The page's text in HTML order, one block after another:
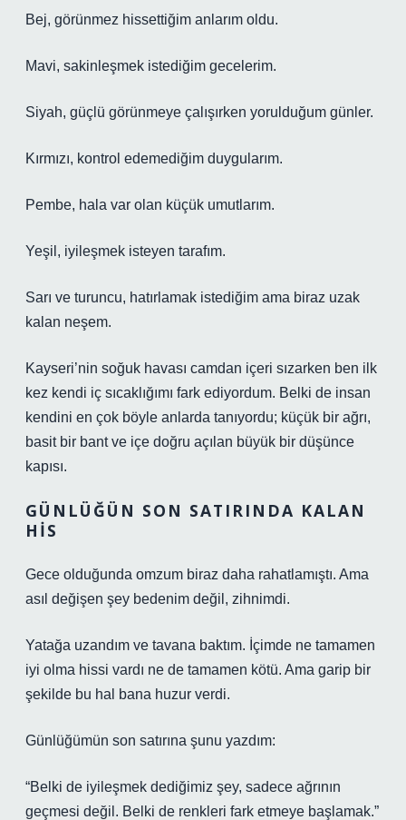
Bej, görünmez hissettiğim anlarım oldu.
Mavi, sakinleşmek istediğim gecelerim.
Siyah, güçlü görünmeye çalışırken yorulduğum günler.
Kırmızı, kontrol edemediğim duygularım.
Pembe, hala var olan küçük umutlarım.
Yeşil, iyileşmek isteyen tarafım.
Sarı ve turuncu, hatırlamak istediğim ama biraz uzak
kalan neşem.
Kayseri’nin soğuk havası camdan içeri sızarken ben ilk
kez kendi iç sıcaklığımı fark ediyordum. Belki de insan
kendini en çok böyle anlarda tanıyordu; küçük bir ağrı,
basit bir bant ve içe doğru açılan büyük bir düşünce
kapısı.
GÜNLÜĞÜN SON SATIRINDA KALAN
HIS
Gece olduğunda omzum biraz daha rahatlamıştı. Ama
asıl değişen şey bedenim değil, zihnimdi.
Yatağa uzandım ve tavana baktım. İçimde ne tamamen
iyi olma hissi vardı ne de tamamen kötü. Ama garip bir
şekilde bu hal bana huzur verdi.
Günlüğümün son satırına şunu yazdım:
“Belki de iyileşmek dediğimiz şey, sadece ağrının
geçmesi değil. Belki de renkleri fark etmeye başlamak.”